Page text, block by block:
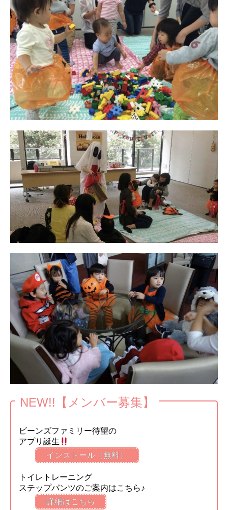
NEW!!【メンバー募集】
ビーンズファミリー待望の
アプリ誕生
インストール（無料）
トイレトレーニング
ステップパンツのご案内はこちら♪
詳細はこちら